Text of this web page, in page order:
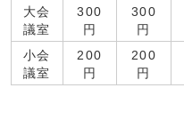
大会
議室
300
円
300
円
小会
議室
200
円
200
円